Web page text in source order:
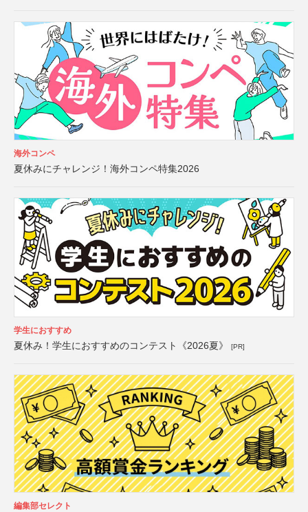
海外コンペ
夏休みにチャレンジ！海外コンペ特集2026
学生におすすめ
夏休み！学生におすすめのコンテスト《2026夏》 [PR]
編集部セレクト